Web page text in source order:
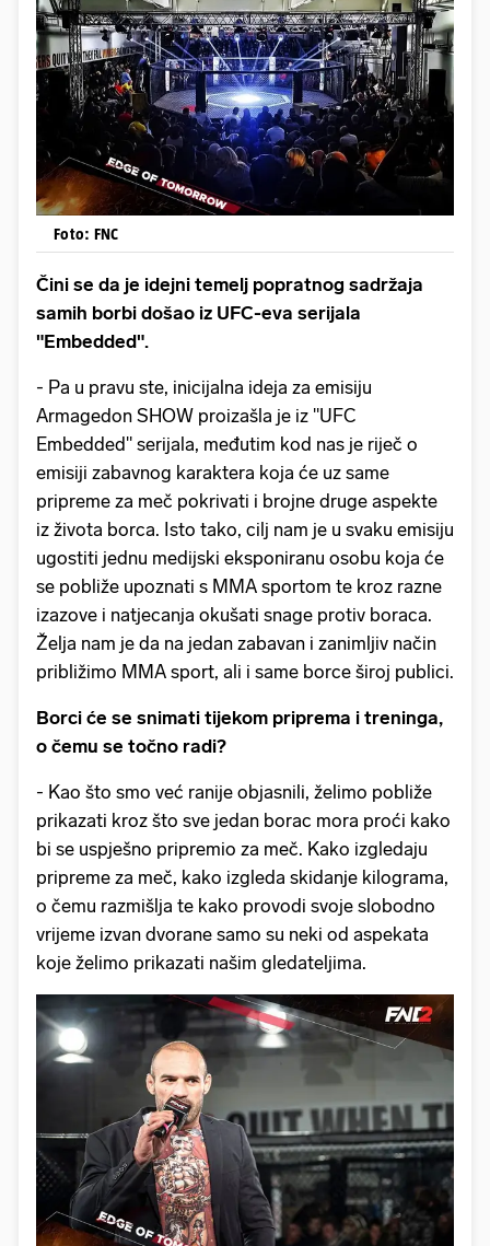
Foto: FNC
Čini se da je idejni temelj popratnog sadržaja
samih borbi došao iz UFC-eva serijala
"Embedded".
- Pa u pravu ste, inicijalna ideja za emisiju
Armagedon SHOW proizašla je iz "UFC
Embedded" serijala, međutim kod nas je riječ o
emisiji zabavnog karaktera koja će uz same
pripreme za meč pokrivati i brojne druge aspekte
iz života borca. Isto tako, cilj nam je u svaku emisiju
ugostiti jednu medijski eksponiranu osobu koja će
se pobliže upoznati s MMA sportom te kroz razne
izazove i natjecanja okušati snage protiv boraca.
Želja nam je da na jedan zabavan i zanimljiv način
približimo MMA sport, ali i same borce široj publici.
Borci će se snimati tijekom priprema i treninga,
o čemu se točno radi?
- Kao što smo već ranije objasnili, želimo pobliže
prikazati kroz što sve jedan borac mora proći kako
bi se uspješno pripremio za meč. Kako izgledaju
pripreme za meč, kako izgleda skidanje kilograma,
o čemu razmišlja te kako provodi svoje slobodno
vrijeme izvan dvorane samo su neki od aspekata
koje želimo prikazati našim gledateljima.